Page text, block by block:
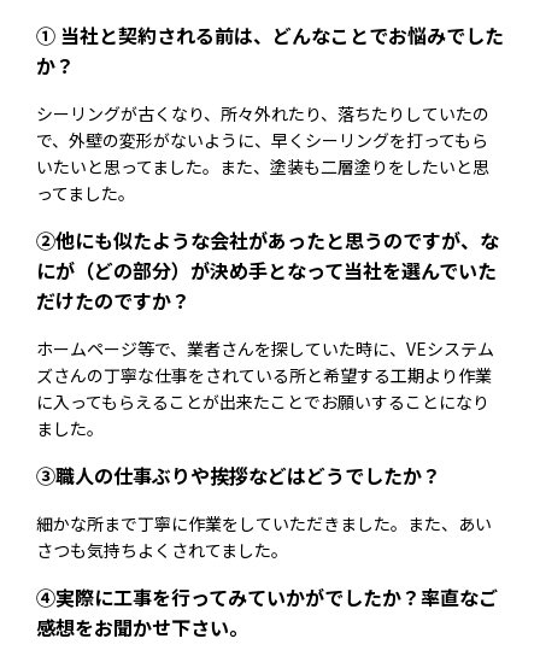
① 当社と契約される前は、どんなことでお悩みでした
か？
シーリングが古くなり、所々外れたり、落ちたりしていたの
で、外壁の変形がないように、早くシーリングを打ってもら
いたいと思ってました。また、塗装も二層塗りをしたいと思
ってました。
②他にも似たような会社があったと思うのですが、な
にが（どの部分）が決め手となって当社を選んでいた
だけたのですか？
ホームページ等で、業者さんを探していた時に、VEシステム
ズさんの丁寧な仕事をされている所と希望する工期より作業
に入ってもらえることが出来たことでお願いすることになり
ました。
③職人の仕事ぶりや挨拶などはどうでしたか？
細かな所まで丁寧に作業をしていただきました。また、あい
さつも気持ちよくされてました。
④実際に工事を行ってみていかがでしたか？率直なご
感想をお聞かせ下さい。